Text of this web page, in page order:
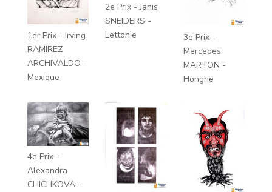
1er Prix - Irving
RAMIREZ
ARCHIVALDO -
Mexique
2e Prix - Janis
SNEIDERS -
Lettonie
3e Prix -
Mercedes
MARTON -
Hongrie
4e Prix -
Alexandra
CHICHKOVA -